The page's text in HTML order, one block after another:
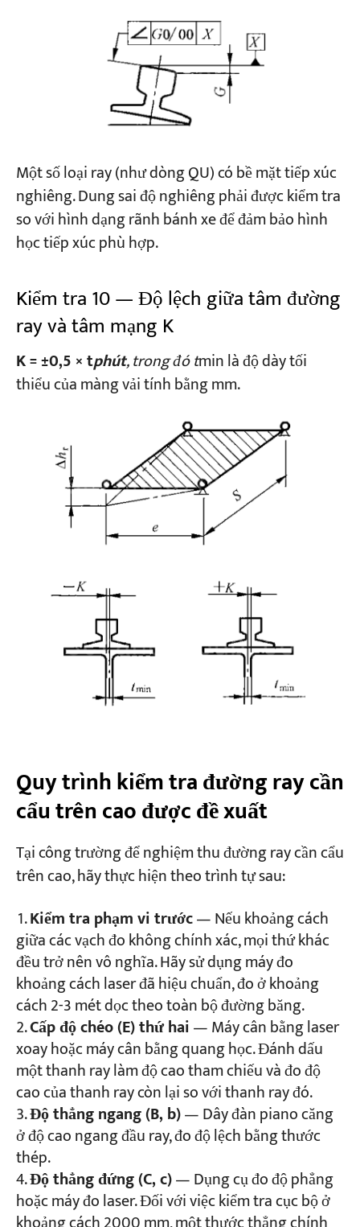
Một số loại ray (như dòng QU) có bề mặt tiếp xúc
nghiêng. Dung sai độ nghiêng phải được kiểm tra
so với hình dạng rãnh bánh xe để đảm bảo hình
học tiếp xúc phù hợp.
Kiểm tra 10 — Độ lệch giữa tâm đường
ray và tâm mạng K
K = ±0,5 × tphút, trong đó tmin là độ dày tối
thiểu của màng vải tính bằng mm.
Quy trình kiểm tra đường ray cần
cẩu trên cao được đề xuất
Tại công trường để nghiệm thu đường ray cần cẩu
trên cao, hãy thực hiện theo trình tự sau:
Kiểm tra phạm vi trước— Nếu khoảng cách
giữa các vạch đo không chính xác, mọi thứ khác
đều trở nên vô nghĩa. Hãy sử dụng máy đo
khoảng cách laser đã hiệu chuẩn, đo ở khoảng
cách 2-3 mét dọc theo toàn bộ đường băng.
Cấp độ chéo (E) thứ hai— Máy cân bằng laser
xoay hoặc máy cân bằng quang học. Đánh dấu
một thanh ray làm độ cao tham chiếu và đo độ
cao của thanh ray còn lại so với thanh ray đó.
Độ thẳng ngang (B, b)— Dây đàn piano căng
ở độ cao ngang đầu ray, đo độ lệch bằng thước
thép.
Độ thẳng đứng (C, c)— Dụng cụ đo độ phẳng
hoặc máy đo laser. Đối với việc kiểm tra cục bộ ở